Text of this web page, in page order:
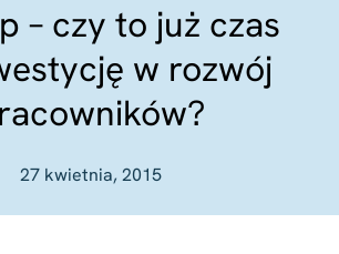
– czy to już czas
w rozwój
27 kwietnia, 2015